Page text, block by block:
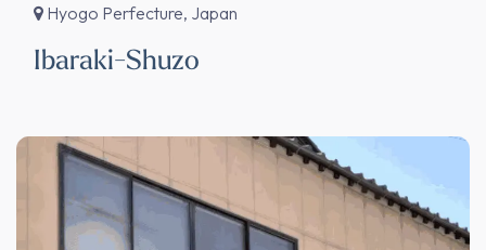
Hyogo Perfecture, Japan
Ibaraki-Shuzo